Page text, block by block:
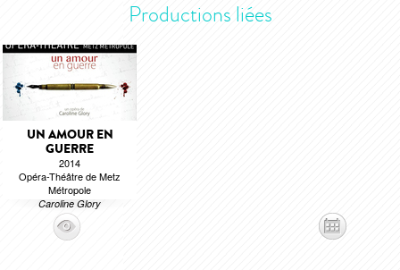
Productions liées
UN AMOUR EN
GUERRE
2014
Opéra-Théâtre de Metz
Métropole
Caroline Glory